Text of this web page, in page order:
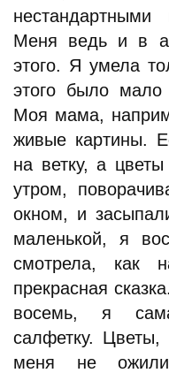
нестандартными
Меня ведь и в
этого. Я умела
этого было мало
Моя мама,
живые картины.
на ветку, а
утром,
окном, и
маленькой, я
смотрела, как
прекрасная
восемь, я
салфетку.
меня не